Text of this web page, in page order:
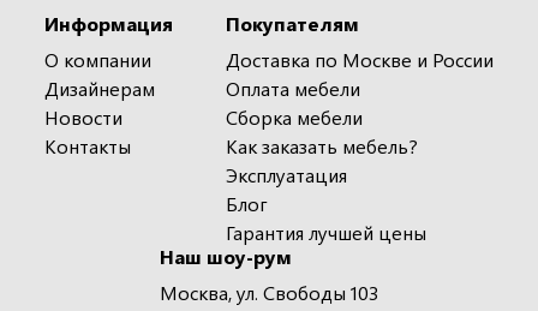
Информация
О компании
Дизайнерам
Новости
Контакты
Покупателям
Доставка по Москве и России
Оплата мебели
Сборка мебели
Как заказать мебель?
Эксплуатация
Блог
Гарантия лучшей цены
Наш шоу-рум
Москва, ул. Свободы 103